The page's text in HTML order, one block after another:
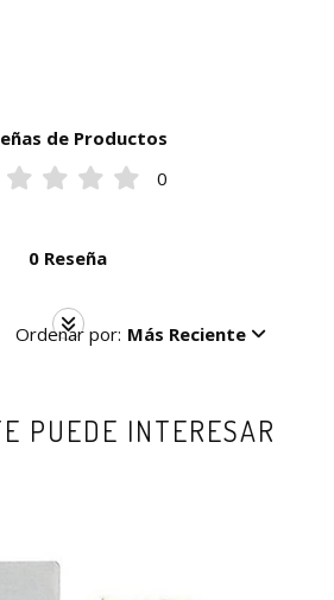
de Productos
0
0 Reseña
Ordenar por: Más Reciente
PUEDE INTERESAR